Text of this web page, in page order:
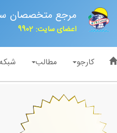
مرجع متخصصان
اعضای سایت: 9902
کارجو مطالب